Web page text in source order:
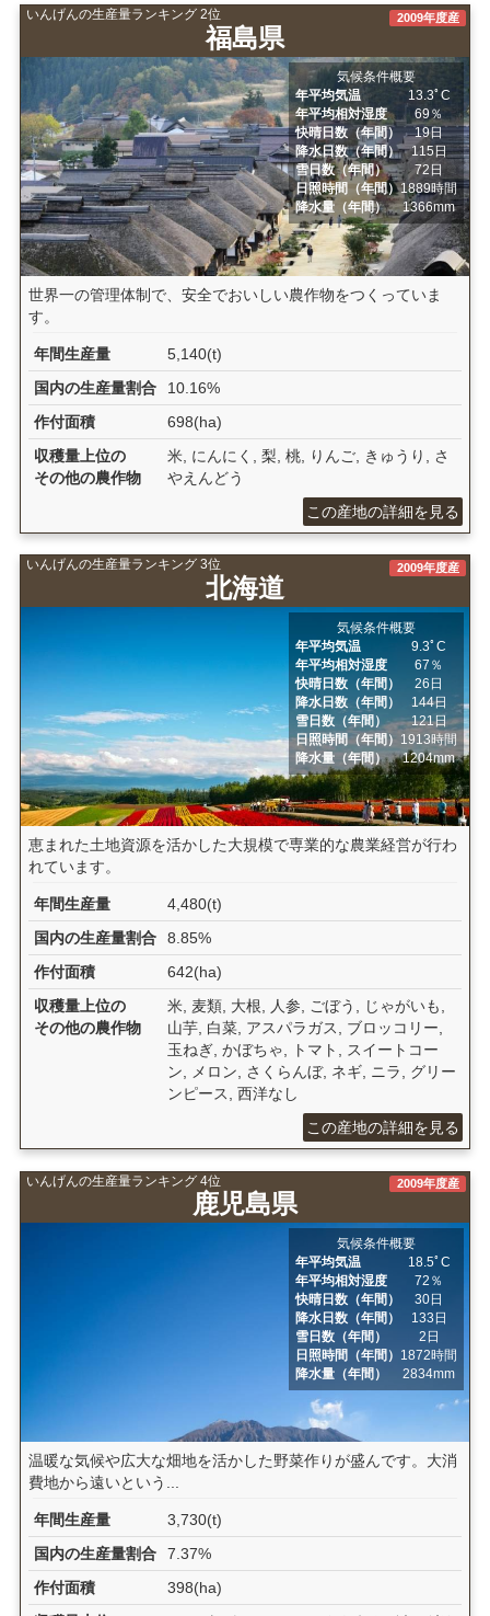
いんげんの生産量ランキング 2位
福島県
2009年度産
気候条件概要
年平均気温
13.3ﾟC
年平均相対湿度
69％
快晴日数（年間）
19日
降水日数（年間）
115日
雪日数（年間）
72日
日照時間（年間）1889時間
降水量（年間）
1366mm
世界一の管理体制で、安全でおいしい農作物をつくっていま
す。
年間生産量
5,140(t)
国内の生産量割合
10.16%
作付面積
698(ha)
収穫量上位の
その他の農作物
米, にんにく, 梨, 桃, りんご, きゅうり, さ
やえんどう
この産地の詳細を見る
いんげんの生産量ランキング 3位
北海道
2009年度産
気候条件概要
年平均気温
9.3ﾟC
年平均相対湿度
67％
快晴日数（年間）
26日
降水日数（年間）
144日
雪日数（年間）
121日
日照時間（年間） 1913時間
降水量（年間）
1204mm
恵まれた土地資源を活かした大規模で専業的な農業経営が行わ
れています。
年間生産量
4,480(t)
国内の生産量割合
8.85%
作付面積
642(ha)
収穫量上位の
その他の農作物
米, 麦類, 大根, 人参, ごぼう, じゃがいも,
山芋, 白菜, アスパラガス, ブロッコリー,
玉ねぎ, かぼちゃ, トマト, スイートコー
ン, メロン, さくらんぼ, ネギ, ニラ, グリー
ンピース, 西洋なし
この産地の詳細を見る
いんげんの生産量ランキング 4位
鹿児島県
2009年度産
気候条件概要
年平均気温
18.5ﾟC
年平均相対湿度
72％
快晴日数（年間）
30日
降水日数（年間）
133日
雪日数（年間）
2日
日照時間（年間） 1872時間
降水量（年間）
2834mm
温暖な気候や広大な畑地を活かした野菜作りが盛んです。大消
費地から遠いという...
年間生産量
3,730(t)
国内の生産量割合
7.37%
作付面積
398(ha)